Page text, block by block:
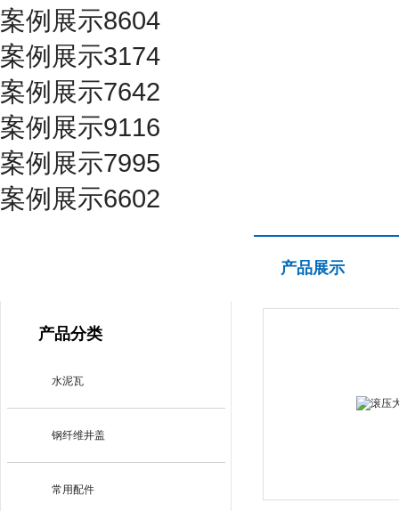
案例展示8604
案例展示3174
案例展示7642
案例展示9116
案例展示7995
案例展示6602
产品分类
水泥瓦
钢纤维井盖
常用配件
产品展示